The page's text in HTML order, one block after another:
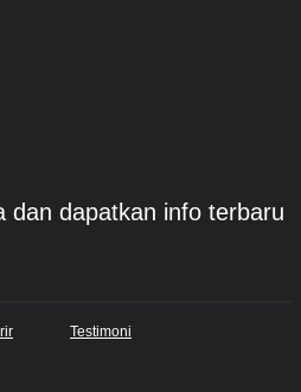
dan dapatkan info terbaru
Testimoni